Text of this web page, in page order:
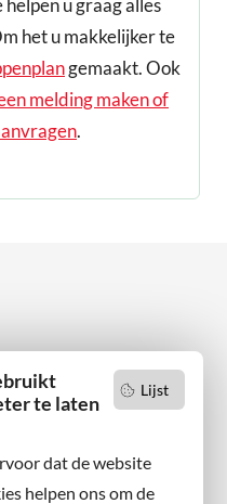
Lijst
te laten
dat de website
helpen ons om de
u graag alles
het u makkelijker te
gemaakt. Ook
melding maken of
.